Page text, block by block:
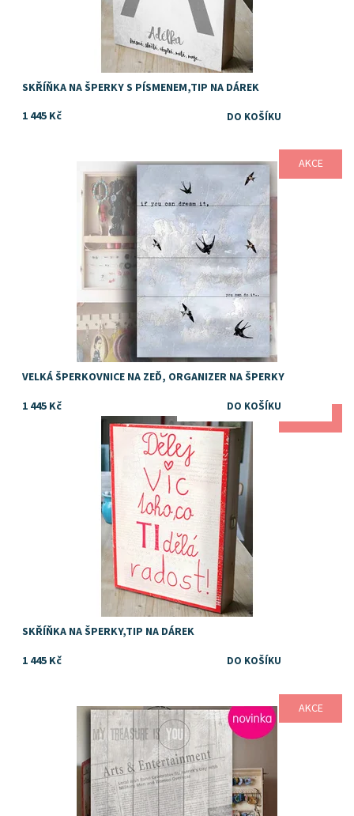
SKŘÍŇKA NA ŠPERKY S PÍSMENEM,TIP NA DÁREK
1 445 Kč
AKCE
Skladem
VELKÁ ŠPERKOVNICE NA ZEĎ, ORGANIZER NA ŠPERKY
1 445 Kč
AKCE
Skladem
DejDar
SKŘÍŇKA NA ŠPERKY,TIP NA DÁREK
1 445 Kč
AKCE
Dostupnost: Skladem